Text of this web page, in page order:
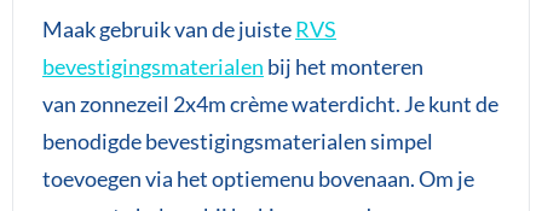
Maak gebruik van de juisteRVS
bevestigingsmaterialen bij het monteren
van zonnezeil 2x4m crème waterdicht. Je kunt de
benodigde bevestigingsmaterialen simpel
toevoegen via het optiemenu bovenaan. Om je